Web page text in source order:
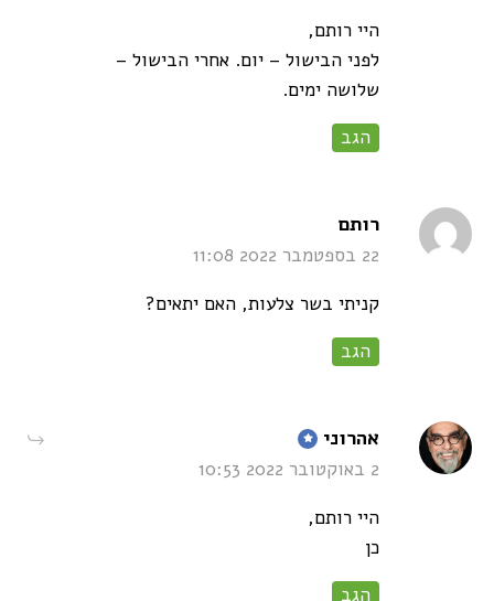
היי רותם,
לפני הבישול – יום. אחרי הבישול –
שלושה ימים.
הגב
רותםsays:
22 בספטמבר 2022 11:08
קניתי בשר צלעות, האם יתאים?
הגב
אהרוני says:
2 באוקטובר 2022 10:53
היי רותם,
כן
הגב